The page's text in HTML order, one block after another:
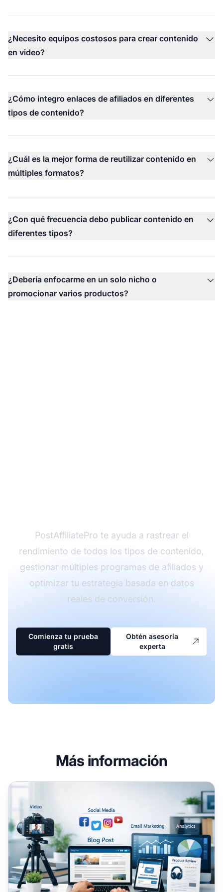
¿Necesito equipos costosos para crear contenido
en video?
¿Cómo integro enlaces de afiliados en diferentes
tipos de contenido?
¿Cuál es la mejor forma de reutilizar contenido en
múltiples formatos?
¿Con qué frecuencia debo publicar contenido en
diferentes tipos?
¿Debería enfocarme en un solo nicho o
promocionar varios productos?
PostAffiliatePro te ayuda a rastrear el
rendimiento de todos los tipos de contenido,
gestionar múltiples programas de afiliados y
optimizar tu estrategia basada en datos
reales de conversión.
Comienza tu prueba
gratis
Obtén asesoría
experta
Más información
Mejores formatos de contenido para el marketing de